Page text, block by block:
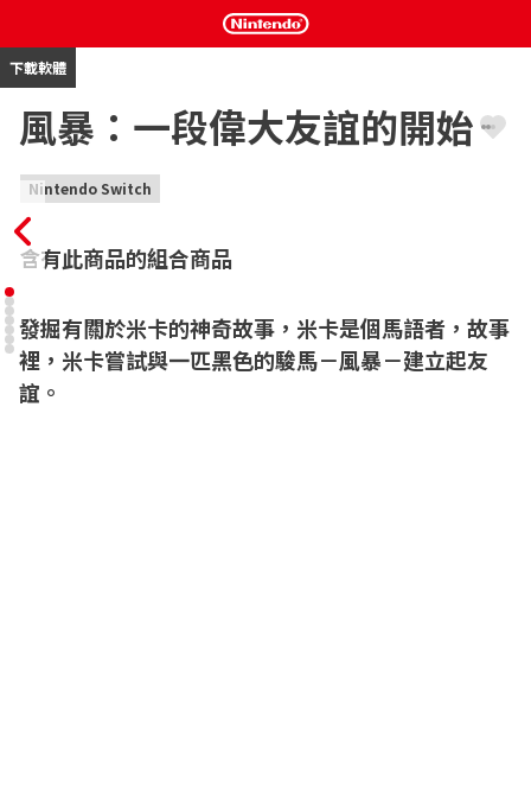
下載軟體
風暴：一段偉大友誼的開始
Nintendo Switch
含有此商品的組合商品
發掘有關於米卡的神奇故事，米卡是個馬語者，故事
裡，米卡嘗試與一匹黑色的駿馬－風暴－建立起友
誼。